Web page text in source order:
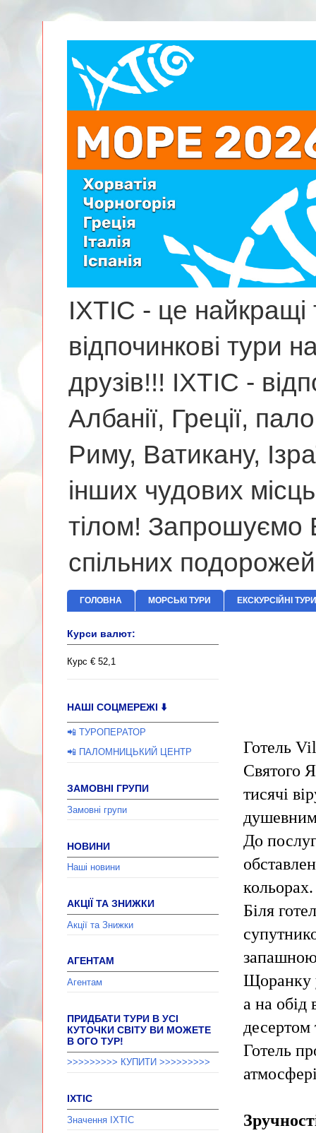
ІХТІС - це найкращі
відпочинкові тури
друзів!!! ІХТІС -
Албанії, Греції,
Риму, Ватикану,
інших чудових
тілом! Запрошуємо
спільних
ГОЛОВНА МОРСЬКІ ТУРИ ЕКСКУРСІЙНІ ТУРИ
Готель
Святого
тисячі
До
кольорах.
Біля
Щоранку
а на обід
Готель
Курси валют:
Курс € 52,1
НАШІ СОЦМЕРЕЖІ ⬇️
📲 ТУРОПЕРАТОР
📲 ПАЛОМНИЦЬКИЙ ЦЕНТР
ЗАМОВНІ ГРУПИ
Замовні групи
НОВИНИ
Наші новини
АКЦІЇ ТА ЗНИЖКИ
Акції та Знижки
АГЕНТАМ
Агентам
ПРИДБАТИ ТУРИ В УСІ
КУТОЧКИ СВІТУ ВИ МОЖЕТЕ
В ОГО ТУР!
>>>>>>>>> КУПИТИ >>>>>>>>>
ІХТІС
Значення ІХТІС